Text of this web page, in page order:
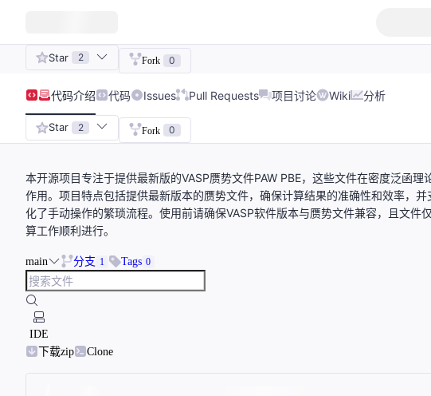
Star 2 Fork 0
代码介绍 代码 Issues Pull Requests 项目讨论 Wiki 分析
Star 2 Fork 0
本开源项目专注于提供最新版的VASP赝势文件PAW PBE，这些文件在密度泛函
作用。项目特点包括提供最新版本的赝势文件，确保计算结果的准确性和效率，
化了手动操作的繁琐流程。使用前请确保VASP软件版本与赝势文件兼容，且文
算工作顺利进行。
main 分支 1 Tags 0
IDE
下载zip
Clone